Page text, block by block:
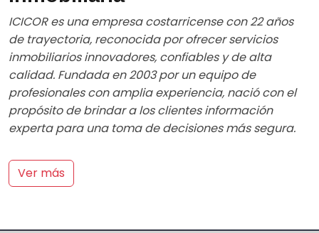
NUESTRA VISIÓN Y
MISIÓN
Comprometidos con un enfoque sostenible
y de alto valor profesional